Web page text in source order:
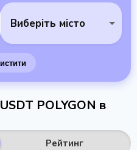
Виберіть місто
POLYGON в
Рейтинг